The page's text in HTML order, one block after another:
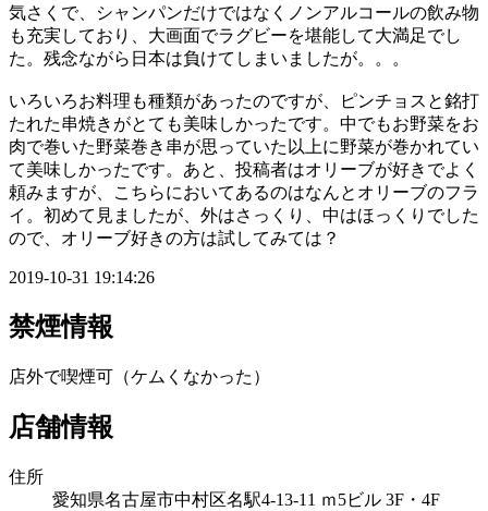
気さくで、シャンパンだけではなくノンアルコールの飲み物
も充実しており、大画面でラグビーを堪能して大満足でし
た。残念ながら日本は負けてしまいましたが。。。
いろいろお料理も種類があったのですが、ピンチョスと銘打
たれた串焼きがとても美味しかったです。中でもお野菜をお
肉で巻いた野菜巻き串が思っていた以上に野菜が巻かれてい
て美味しかったです。あと、投稿者はオリーブが好きでよく
頼みますが、こちらにおいてあるのはなんとオリーブのフラ
イ。初めて見ましたが、外はさっくり、中はほっくりでした
ので、オリーブ好きの方は試してみては？
2019-10-31 19:14:26
禁煙情報
店外で喫煙可（ケムくなかった）
店舗情報
住所
愛知県名古屋市中村区名駅4-13-11 ｍ5ビル 3F・4F